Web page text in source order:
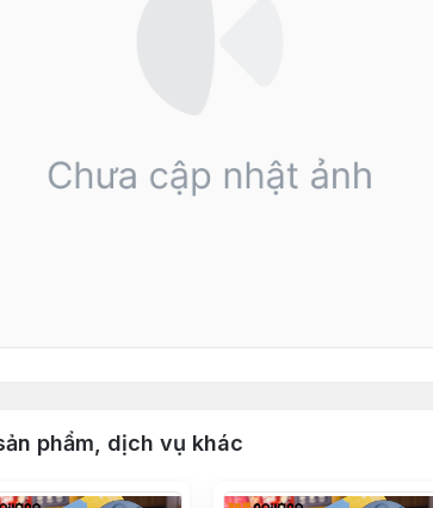
phẩm, dịch vụ khác